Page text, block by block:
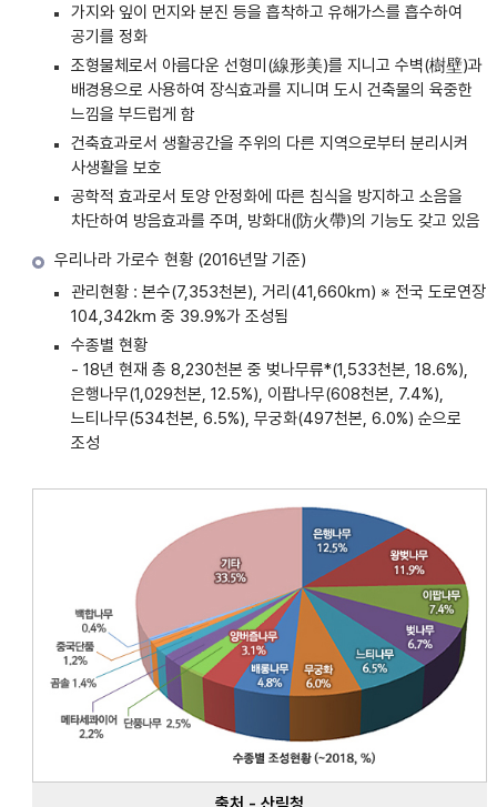
가지와 잎이 먼지와 분진 등을 흡착하고 유해가스를 흡수하여
공기를 정화
조형물체로서 아름다운 선형미(線形美)를 지니고 수벽(樹壁)과
배경용으로 사용하여 장식효과를 지니며 도시 건축물의 육중한
느낌을 부드럽게 함
건축효과로서 생활공간을 주위의 다른 지역으로부터 분리시켜
사생활을 보호
공학적 효과로서 토양 안정화에 따른 침식을 방지하고 소음을
차단하여 방음효과를 주며, 방화대(防火帶)의 기능도 갖고 있음
우리나라 가로수 현황 (2016년말 기준)
관리현황 : 본수(7,353천본), 거리(41,660km) ※ 전국 도로연장
104,342km 중 39.9%가 조성됨
수종별 현황
- 18년 현재 총 8,230천본 중 벚나무류*(1,533천본, 18.6%),
은행나무(1,029천본, 12.5%), 이팝나무(608천본, 7.4%),
느티나무(534천본, 6.5%), 무궁화(497천본, 6.0%) 순으로
조성